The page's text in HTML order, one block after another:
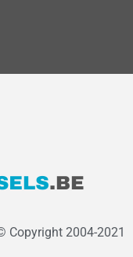
Copyright 2004-2021